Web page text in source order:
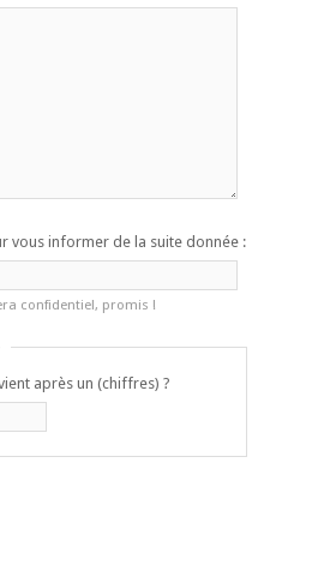
vous informer de la suite donnée :
confidentiel, promis !
après un (chiffres) ?